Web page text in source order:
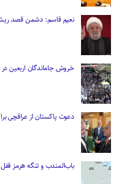
نعیم قاسم: دشمن قصد
خروش جاماندگان اربعین
دعوت پاکستان از عراقچی
باب‌المندب و تنگه هرمز